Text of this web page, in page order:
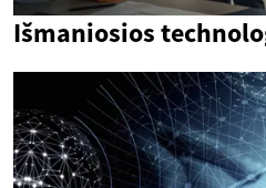
Išmaniosios